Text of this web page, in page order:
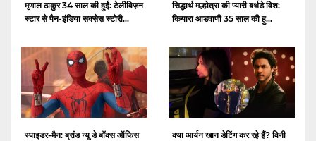
मृणाल ठाकुर 34 साल की हुईं: टेलीविज़न
स्टार से पैन-इंडिया सक्सेस स्टोरी...
सिद्धार्थ मल्होत्रा ​​की प्यारी बर्थडे विश:
कियारा आडवाणी 35 साल की हु...
स्पाइडर-मैन: ब्रांड न्यू डे बॉक्स ऑफिस
क्या आर्यन खान डेटिंग कर रहे हैं? विनी